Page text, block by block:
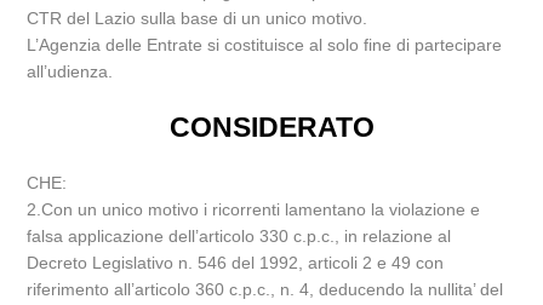
CTR del Lazio sulla base di un unico motivo.
L’Agenzia delle Entrate si costituisce al solo fine di partecipare
all’udienza.
CONSIDERATO
CHE:
2.Con un unico motivo i ricorrenti lamentano la violazione e
falsa applicazione dell’articolo 330 c.p.c., in relazione al
Decreto Legislativo n. 546 del 1992, articoli 2 e 49 con
riferimento all’articolo 360 c.p.c., n. 4, deducendo la nullita’ del